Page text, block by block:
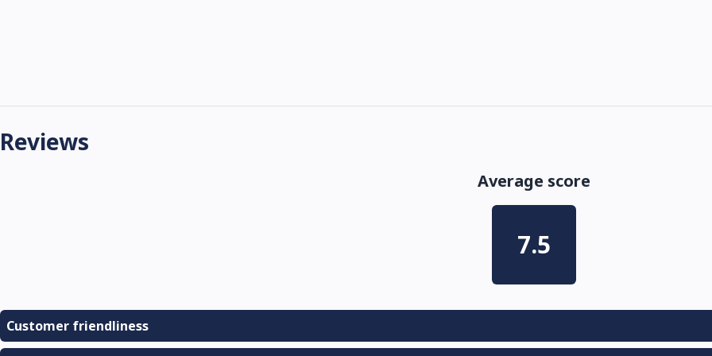
Reviews
Average score
7.5
Customer friendliness